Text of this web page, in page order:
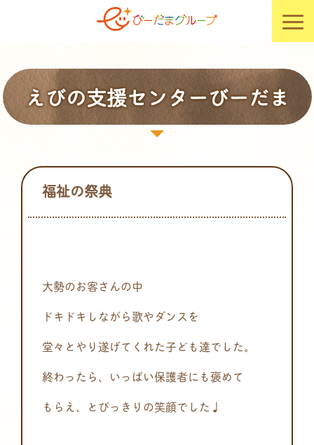
えびの支援センターびーだま
福祉の祭典
大勢のお客さんの中
ドキドキしながら歌やダンスを
堂々とやり遂げてくれた子ども達でした。
終わったら、いっぱい保護者にも褒めて
もらえ、とびっきりの笑顔でした♩